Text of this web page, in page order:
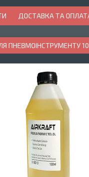
ДОСТАВКА ТА
ПНЕВМОІНСТРУМЕНТУ